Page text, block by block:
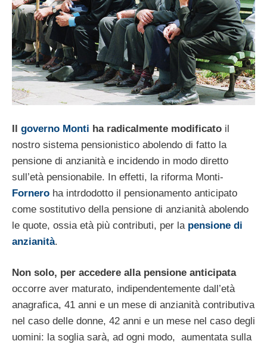
Il governo Monti ha radicalmente modificato il
nostro sistema pensionistico abolendo di fatto la
pensione di anzianità e incidendo in modo diretto
sull’età pensionabile. In effetti, la riforma Monti-
Fornero ha intrdodotto il pensionamento anticipato
come sostitutivo della pensione di anzianità abolendo
le quote, ossia età più contributi, per la pensione di
anzianità.
Non solo, per accedere alla pensione anticipata
occorre aver maturato, indipendentemente dall’età
anagrafica, 41 anni e un mese di anzianità contributiva
nel caso delle donne, 42 anni e un mese nel caso degli
uomini: la soglia sarà, ad ogni modo, aumentata sulla